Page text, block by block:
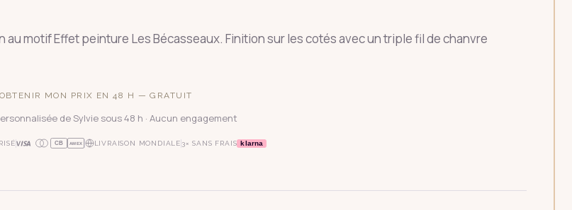
motif Effet peinture Les Bécasseaux. Finition sur les cotés avec un triple fil de chanvre
OBTENIR MON PRIX EN 48 H — GRATUIT
de Sylvie sous 48 h · Aucun engagement
CB AMEX LIVRAISON MONDIALE 3× SANS FRAIS klarna